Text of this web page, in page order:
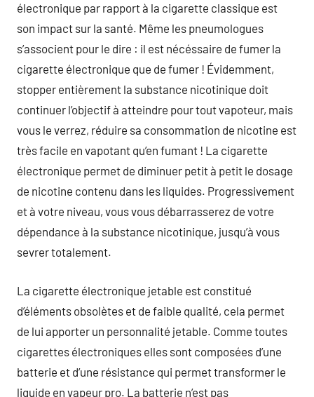
électronique par rapport à la cigarette classique est
son impact sur la santé. Même les pneumologues
s’associent pour le dire : il est nécéssaire de fumer la
cigarette électronique que de fumer ! Évidemment,
stopper entièrement la substance nicotinique doit
continuer l’objectif à atteindre pour tout vapoteur, mais
vous le verrez, réduire sa consommation de nicotine est
très facile en vapotant qu’en fumant ! La cigarette
électronique permet de diminuer petit à petit le dosage
de nicotine contenu dans les liquides. Progressivement
et à votre niveau, vous vous débarrasserez de votre
dépendance à la substance nicotinique, jusqu’à vous
sevrer totalement.
La cigarette électronique jetable est constitué
d’éléments obsolètes et de faible qualité, cela permet
de lui apporter un personnalité jetable. Comme toutes
cigarettes électroniques elles sont composées d’une
batterie et d’une résistance qui permet transformer le
liquide en vapeur pro. La batterie n’est pas